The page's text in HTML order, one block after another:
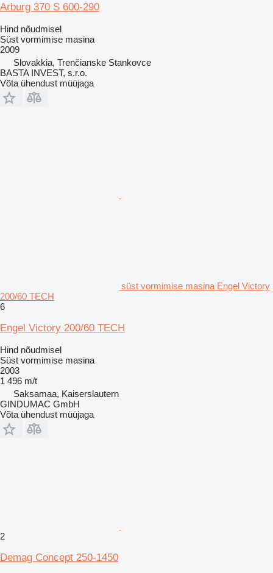
Arburg 370 S 600-290
Hind nõudmisel
Süst vormimise masina
2009
Slovakkia, Trenčianske Stankovce
BASTA INVEST, s.r.o.
Võta ühendust müüjaga
süst vormimise masina Engel Victory
200/60 TECH
6
Engel Victory 200/60 TECH
Hind nõudmisel
Süst vormimise masina
2003
1 496 m/t
Saksamaa, Kaiserslautern
GINDUMAC GmbH
Võta ühendust müüjaga
2
Demag Concept 250-1450